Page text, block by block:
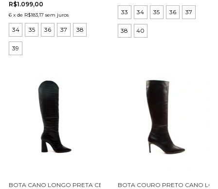
R$1.099,00
6 x de R$183,17 sem juros
34 35 36 37 38
39
33 34 35 36 37
38 40
BOTA CANO LONGO PRETA CECCONELLO 1867004-4
BOTA COURO PRETO CANO